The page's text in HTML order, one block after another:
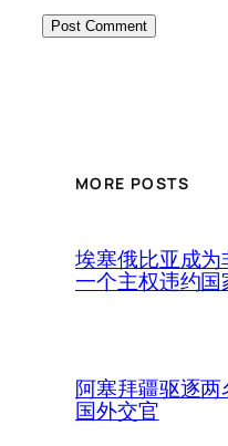
MORE POSTS
埃塞俄比亚成
一个主权违约国
阿塞拜疆驱逐两
国外交官